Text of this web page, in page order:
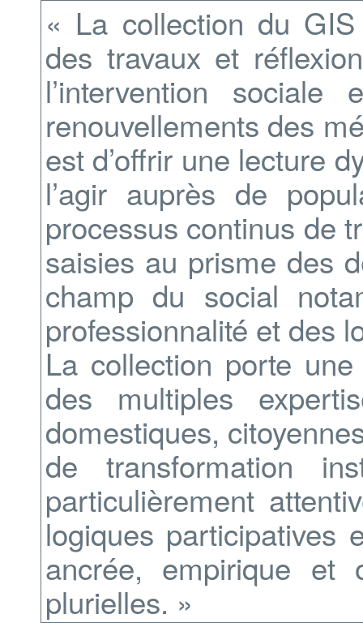
« La collection du GIS
des travaux et
l’intervention
renouvellements des
est d’offrir une lecture
l’agir auprès de
processus continus de
saisies au prisme des
champ du social
professionnalité́ et des
La collection porte
des multiples
domestiques,
de transformation
particulièrement
logiques participatives
ancrée, empirique et
plurielles. »